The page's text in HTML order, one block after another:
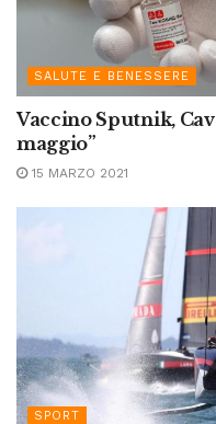
SALUTE E BENESSERE
Vaccino Sputnik,
maggio”
15 MARZO 2021
SPORT